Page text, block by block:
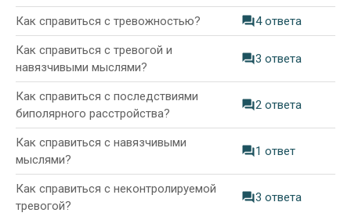
Как справиться с тревожностью? 4 ответа
Как справиться с тревогой и
навязчивыми мыслями?
3 ответа
Как справиться с последствиями
биполярного расстройства?
2 ответа
Как справиться с навязчивыми
мыслями?
1 ответ
Как справиться с неконтролируемой
тревогой?
3 ответа